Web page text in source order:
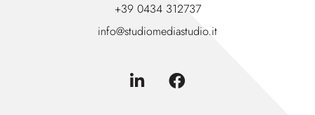
+39 0434 312737
info@studiomediastudio.it